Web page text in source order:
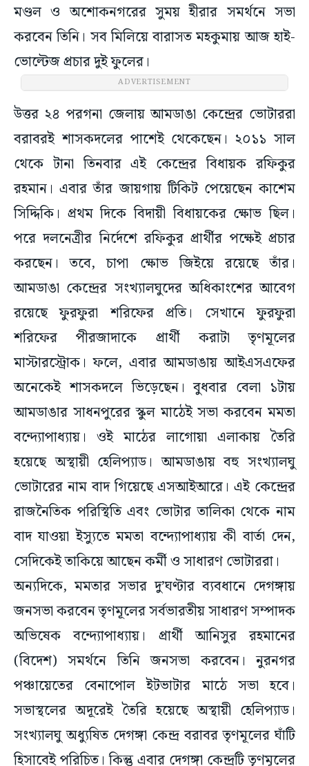
মণ্ডল ও অশোকনগরের সুময় হীরার সমর্থনে সভা
করবেন তিনি। সব মিলিয়ে বারাসত মহকুমায় আজ হাই-
ভোল্টেজ প্রচার দুই ফুলের।
ADVERTISEMENT
উত্তর ২৪ পরগনা জেলায় আমডাঙা কেন্দ্রের ভোটাররা
বরাবরই শাসকদলের পাশেই থেকেছেন। ২০১১ সাল
থেকে টানা তিনবার এই কেন্দ্রের বিধায়ক রফিকুর
রহমান। এবার তাঁর জায়গায় টিকিট পেয়েছেন কাশেম
সিদ্দিকি। প্রথম দিকে বিদায়ী বিধায়কের ক্ষোভ ছিল।
পরে দলনেত্রীর নির্দেশে রফিকুর প্রার্থীর পক্ষেই প্রচার
করছেন। তবে, চাপা ক্ষোভ জিইয়ে রয়েছে তাঁর।
আমডাঙা কেন্দ্রের সংখ্যালঘুদের অধিকাংশের আবেগ
রয়েছে ফুরফুরা শরিফের প্রতি। সেখানে ফুরফুরা
শরিফের পীরজাদাকে প্রার্থী করাটা তৃণমূলের
মাস্টারস্ট্রোক। ফলে, এবার আমডাঙায় আইএসএফের
অনেকেই শাসকদলে ভিড়েছেন। বুধবার বেলা ১টায়
আমডাঙার সাধনপুরের স্কুল মাঠেই সভা করবেন মমতা
বন্দ্যোপাধ্যায়। ওই মাঠের লাগোয়া এলাকায় তৈরি
হয়েছে অস্থায়ী হেলিপ্যাড। আমডাঙায় বহু সংখ্যালঘু
ভোটারের নাম বাদ গিয়েছে এসআইআরে। এই কেন্দ্রের
রাজনৈতিক পরিস্থিতি এবং ভোটার তালিকা থেকে নাম
বাদ যাওয়া ইস্যুতে মমতা বন্দ্যোপাধ্যায় কী বার্তা দেন,
সেদিকেই তাকিয়ে আছেন কর্মী ও সাধারণ ভোটাররা।
অন্যদিকে, মমতার সভার দু’ঘণ্টার ব্যবধানে দেগঙ্গায়
জনসভা করবেন তৃণমূলের সর্বভারতীয় সাধারণ সম্পাদক
অভিষেক বন্দ্যোপাধ্যায়। প্রার্থী আনিসুর রহমানের
(বিদেশ) সমর্থনে তিনি জনসভা করবেন। নুরনগর
পঞ্চায়েতের বেনাপোল ইটভাটার মাঠে সভা হবে।
সভাস্থলের অদূরেই তৈরি হয়েছে অস্থায়ী হেলিপ্যাড।
সংখ্যালঘু অধ্যুষিত দেগঙ্গা কেন্দ্র বরাবর তৃণমূলের ঘাঁটি
হিসাবেই পরিচিত। কিন্তু এবার দেগঙ্গা কেন্দ্রটি তৃণমূলের